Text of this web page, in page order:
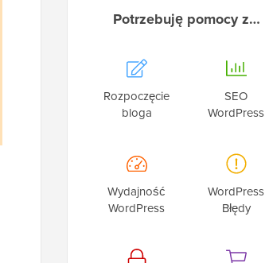
Potrzebuję pomocy z…
Rozpoczęcie
bloga
SEO
WordPress
Wydajność
WordPress
WordPress
Błędy